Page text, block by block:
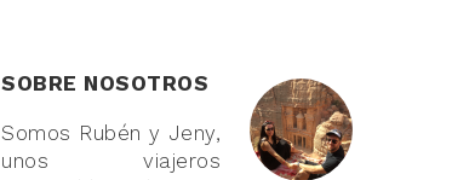
SOBRE NOSOTROS
Somos Rubén y Jeny,
unos viajeros